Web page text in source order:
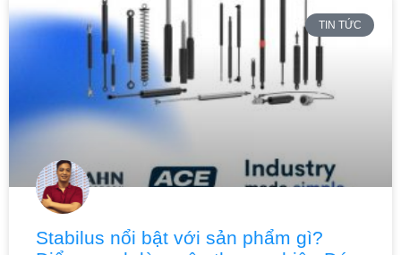
TIN TỨC
Stabilus nổi bật với sản phẩm gì?